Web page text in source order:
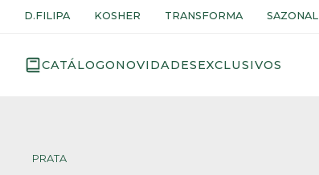
D.FILIPA KOSHER TRANSFORMA SAZONAL
CATÁLOGONOVIDADESEXCLUSIVOS
PRATA